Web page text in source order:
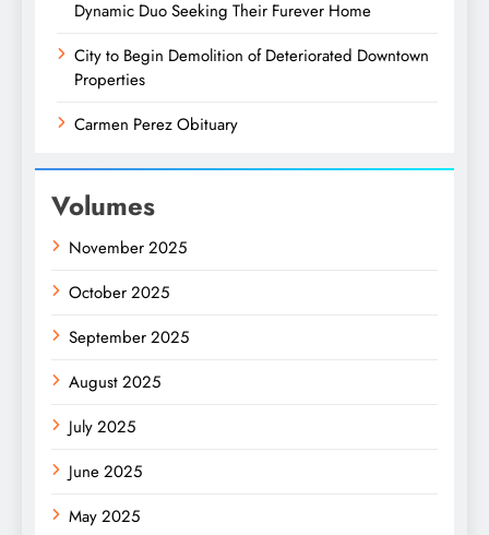
Dynamic Duo Seeking Their Furever Home
City to Begin Demolition of Deteriorated Downtown
Properties
Carmen Perez Obituary
Volumes
November 2025
October 2025
September 2025
August 2025
July 2025
June 2025
May 2025